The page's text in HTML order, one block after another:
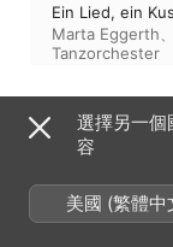
Ein Lied, ein
Marta Eggerth
Tanzorchester
史托茲：EIN LIED,
Nur um dich
Marta Eggerth
Tanzorchester
選擇另一個
容
美國 (繁體中